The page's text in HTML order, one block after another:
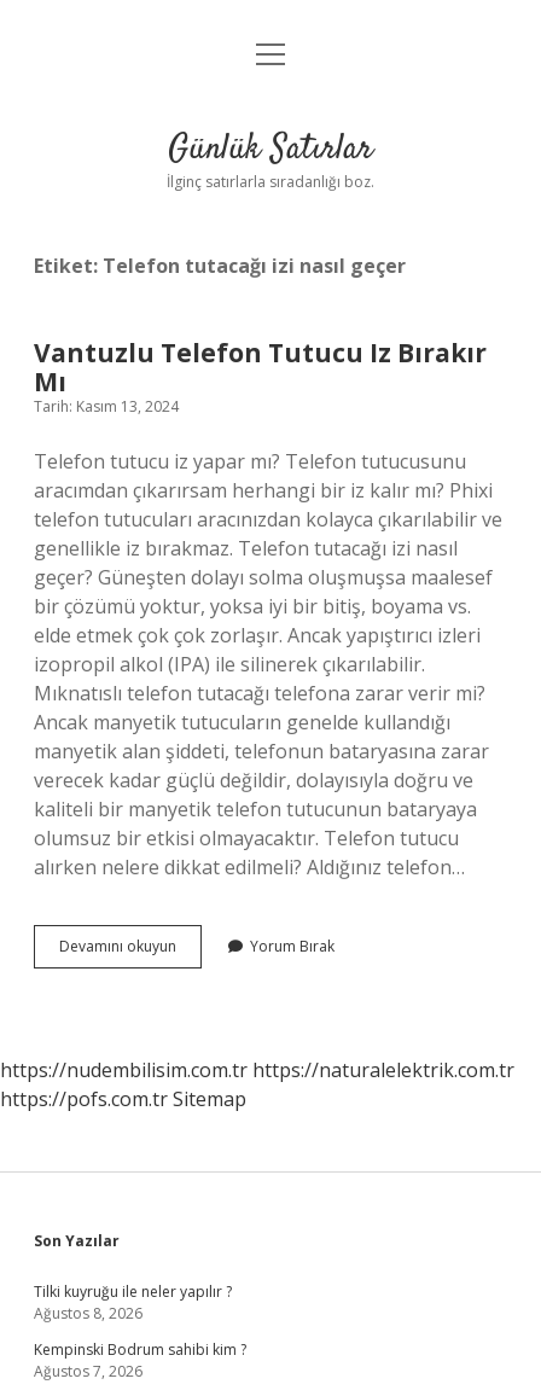
Anasayfa
Yasal Uyarı
menüyü
Günlük Satırlar
İlginç satırlarla sıradanlığı boz.
Etiket: Telefon tutacağı izi nasıl geçer
Vantuzlu Telefon Tutucu Iz Bırakır
Mı
Tarih: Kasım 13, 2024
Telefon tutucu iz yapar mı? Telefon tutucusunu
aracımdan çıkarırsam herhangi bir iz kalır mı? Phixi
telefon tutucuları aracınızdan kolayca çıkarılabilir ve
genellikle iz bırakmaz. Telefon tutacağı izi nasıl
geçer? Güneşten dolayı solma oluşmuşsa maalesef
bir çözümü yoktur, yoksa iyi bir bitiş, boyama vs.
elde etmek çok çok zorlaşır. Ancak yapıştırıcı izleri
izopropil alkol (IPA) ile silinerek çıkarılabilir.
Mıknatıslı telefon tutacağı telefona zarar verir mi?
Ancak manyetik tutucuların genelde kullandığı
manyetik alan şiddeti, telefonun bataryasına zarar
verecek kadar güçlü değildir, dolayısıyla doğru ve
kaliteli bir manyetik telefon tutucunun bataryaya
olumsuz bir etkisi olmayacaktır. Telefon tutucu
alırken nelere dikkat edilmeli? Aldığınız telefon…
Devamını okuyun Vantuzlu
Telefon
Yorum Bırak
https://nudembilisim.com.tr https://naturalelektrik.com.tr
https://pofs.com.trSitemap
Sidebar
Son Yazılar
Tilki kuyruğu ile neler yapılır ?
Ağustos 8, 2026
Kempinski Bodrum sahibi kim ?
Ağustos 7, 2026